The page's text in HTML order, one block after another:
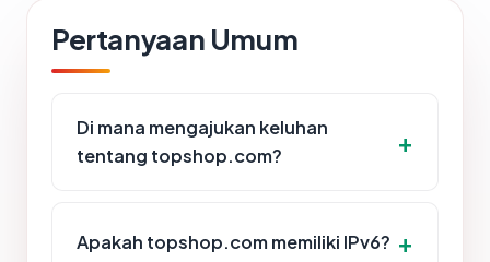
Pertanyaan Umum
Di mana mengajukan keluhan
tentang topshop.com?
Apakah topshop.com memiliki IPv6?